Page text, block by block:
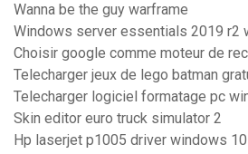
Wanna be the guy warframe
Windows server essentials 2019 r2
Choisir google comme moteur de
Telecharger jeux de lego batman
Telecharger logiciel formatage pc
Skin editor euro truck simulator 2
Hp laserjet p1005 driver windows